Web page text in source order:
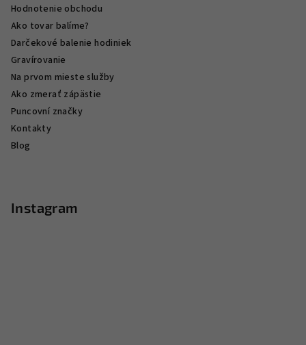
Hodnotenie obchodu
Ako tovar balíme?
Darčekové balenie hodiniek
Gravírovanie
Na prvom mieste služby
Ako zmerať zápästie
Puncovní značky
Kontakty
Blog
Instagram